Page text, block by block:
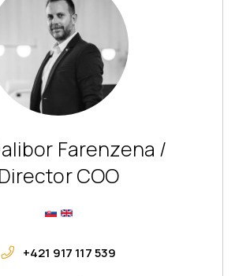
Farenzena /
Director COO
+421 917 117 539